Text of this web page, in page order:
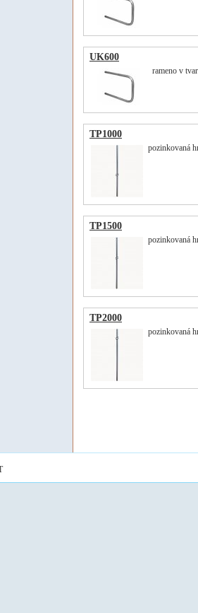
UK600
rameno v
TP1000
pozinkovaná
TP1500
pozinkovaná
TP2000
pozinkovaná